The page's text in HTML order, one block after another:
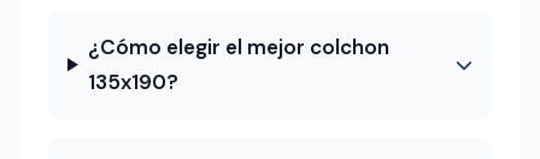
¿Cómo elegir el mejor colchon
135x190?